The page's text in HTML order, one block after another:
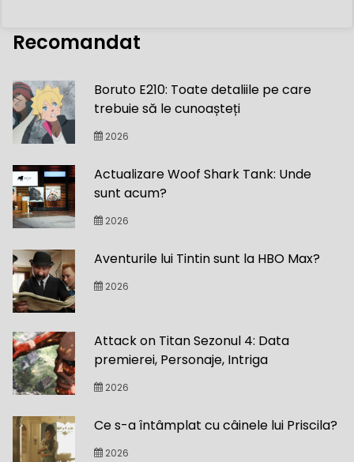
Recomandat
Boruto E210: Toate detaliile pe care
trebuie să le cunoașteți
2026
Actualizare Woof Shark Tank: Unde
sunt acum?
2026
Aventurile lui Tintin sunt la HBO Max?
2026
Attack on Titan Sezonul 4: Data
premierei, Personaje, Intriga
2026
Ce s-a întâmplat cu câinele lui Priscila?
2026